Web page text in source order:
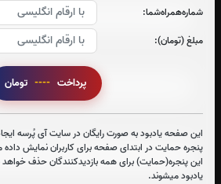
شماره‌همراه‌شما:
مبلغ (تومان):
پرداخت ----
این صفحه یادبود به صورت رایگان در سایت آی پُرسه
پنجره حمایت در ابتدای صفحه برای کاربران نمایش
این پنجره(حمایت) برای همه بازدیدکنندگان حذف
یادبود میشوند.
صوت جزء شماره 3
صوت جزء شماره 4